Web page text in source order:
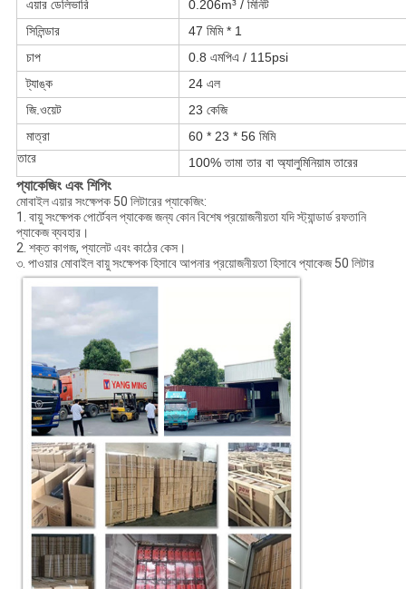
এয়ার ডেলিভারি
0.206m³ / মিনিট
সিলিন্ডার
47 মিমি * 1
চাপ
0.8 এমপিএ / 115psi
ট্যাঙ্ক
24 এল
জি.ওয়েট
23 কেজি
মাত্রা
60 * 23 * 56 মিমি
তারে
100% তামা তার বা অ্যালুমিনিয়াম তারের
প্যাকেজিং এবং শিপিং
মোবাইল এয়ার সংক্ষেপক 50 লিটারের প্যাকেজিং:
1. বায়ু সংক্ষেপক পোর্টেবল প্যাকেজ জন্য কোন বিশেষ প্রয়োজনীয়তা যদি স্ট্যান্ডার্ড রফতানি
প্যাকেজ ব্যবহার।
2. শক্ত কাগজ, প্যালেট এবং কাঠের কেস।
৩. পাওয়ার মোবাইল বায়ু সংক্ষেপক হিসাবে আপনার প্রয়োজনীয়তা হিসাবে প্যাকেজ 50 লিটার